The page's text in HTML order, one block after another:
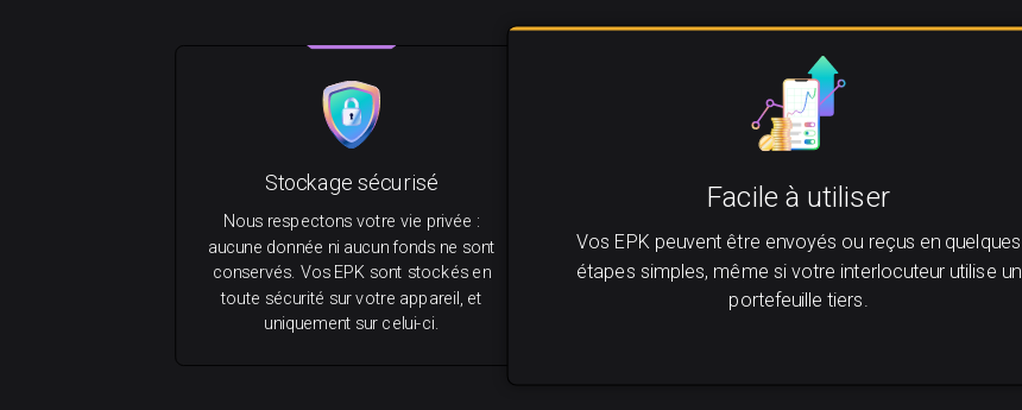
Facile à utiliser
Vos EPK peuvent être envoyés ou reçus en quelques
étapes simples, même si votre interlocuteur utilise un
portefeuille tiers.
Stockage sécurisé
Nous respectons votre vie privée :
aucune donnée ni aucun fonds ne sont
conservés. Vos EPK sont stockés en
toute sécurité sur votre appareil, et
uniquement sur celui-ci.